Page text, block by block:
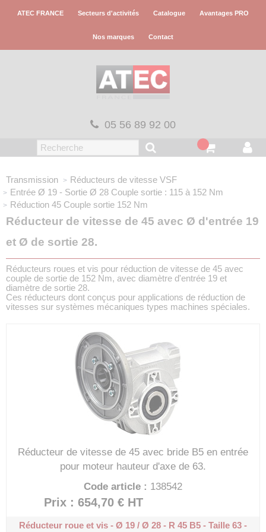
ATEC FRANCE Secteurs d'activités Catalogue Avantages PRO
Nos marques Contact
05 56 89 92 00
Transmission
Réducteurs de vitesse VSF
Entrée Ø 19 - Sortie Ø 28 Couple sortie : 115 à 152 Nm
Réduction 45 Couple sortie 152 Nm
Réducteur de vitesse de 45 avec Ø d'entrée 19
et Ø de sortie 28.
Réducteurs roues et vis pour réduction de vitesse de 45 avec
couple de sortie de 152 Nm, avec diamètre d'entrée 19 et
diamètre de sortie 28.
Ces réducteurs dont conçus pour applications de réduction de
vitesses sur systèmes mécaniques types machines spéciales.
Réducteur de vitesse de 45 avec bride B5 en entrée
pour moteur hauteur d'axe de 63.
Code article : 138542
Prix : 654,70 € HT
Réducteur roue et vis - Ø 19 / Ø 28 - R 45 B5 - Taille 63 -